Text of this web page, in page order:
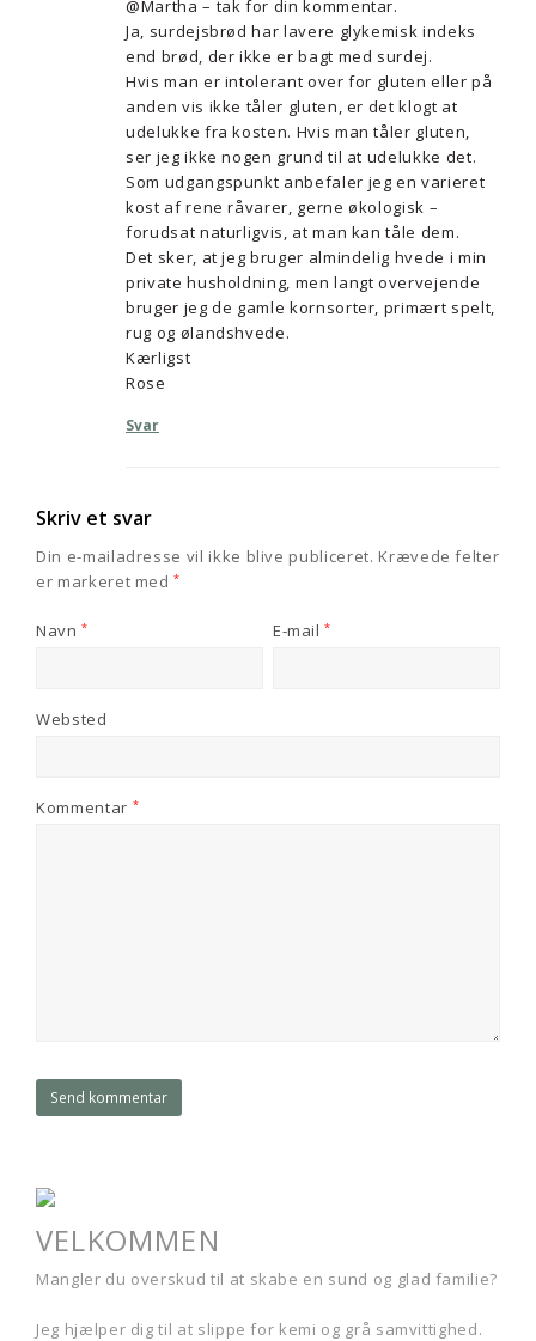
@Martha – tak for din kommentar.
Ja, surdejsbrød har lavere glykemisk indeks
end brød, der ikke er bagt med surdej.
Hvis man er intolerant over for gluten eller på
anden vis ikke tåler gluten, er det klogt at
udelukke fra kosten. Hvis man tåler gluten,
ser jeg ikke nogen grund til at udelukke det.
Som udgangspunkt anbefaler jeg en varieret
kost af rene råvarer, gerne økologisk –
forudsat naturligvis, at man kan tåle dem.
Det sker, at jeg bruger almindelig hvede i min
private husholdning, men langt overvejende
bruger jeg de gamle kornsorter, primært spelt,
rug og ølandshvede.
Kærligst
Rose
Svar
Skriv et svar
Din e-mailadresse vil ikke blive publiceret. Krævede felter
er markeret med*
Navn* E-mail*
Websted
Kommentar *
VELKOMMEN
Mangler du overskud til at skabe en sund og glad familie?
Jeg hjælper dig til at slippe for kemi og grå samvittighed.